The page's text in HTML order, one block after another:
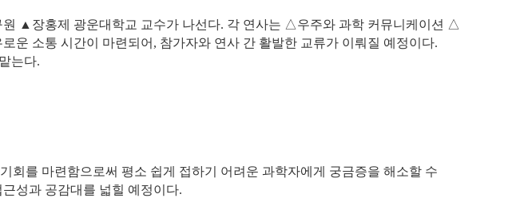
▲장홍제 광운대학교 교수가 나선다. 각 연사는 △우주와 과학 커뮤니케이션 △
운 소통 시간이 마련되어, 참가자와 연사 간 활발한 교류가 이뤄질 예정이다.
는다.
회를 마련함으로써 평소 쉽게 접하기 어려운 과학자에게 궁금증을 해소할 수
성과 공감대를 넓힐 예정이다.